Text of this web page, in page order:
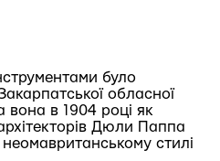
було
обласної
вона в 1904 році як
Дюли Паппа
стилі